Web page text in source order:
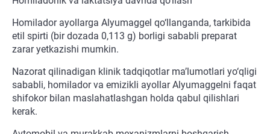
Homilador ayollarga Alyumaggel qo‘llanganda, tarkibida
etil spirti (bir dozada 0,113 g) borligi sababli preparat
zarar yetkazishi mumkin.
Nazorat qilinadigan klinik tadqiqotlar ma’lumotlari yo‘qligi
sababli, homilador va emizikli ayollar Alyumaggelni faqat
shifokor bilan maslahatlashgan holda qabul qilishlari
kerak.